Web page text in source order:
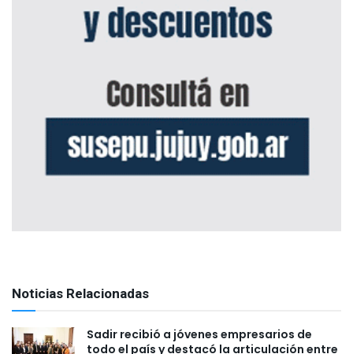
Noticias Relacionadas
Sadir recibió a jóvenes empresarios de
todo el país y destacó la articulación entre